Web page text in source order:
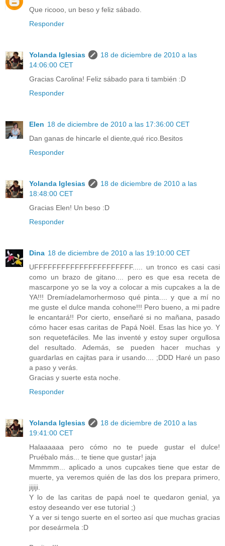
Que ricooo, un beso y feliz sábado.
Responder
Yolanda Iglesias
18 de diciembre de 2010 a las
14:06:00 CET
Gracias Carolina! Feliz sábado para ti también :D
Responder
Elen 18 de diciembre de 2010 a las 17:36:00 CET
Dan ganas de hincarle el diente,qué rico.Besitos
Responder
Yolanda Iglesias
18 de diciembre de 2010 a las
18:48:00 CET
Gracias Elen! Un beso :D
Responder
Dina 18 de diciembre de 2010 a las 19:10:00 CET
UFFFFFFFFFFFFFFFFFFFFFF..... un tronco es casi casi
como un brazo de gitano.... pero es que esa receta de
mascarpone yo se la voy a colocar a mis cupcakes a la de
YA!!! Dremíadelamorhermoso qué pinta.... y que a mí no
me guste el dulce manda cohone!!! Pero bueno, a mi padre
le encantará!! Por cierto, enseñaré si no mañana, pasado
cómo hacer esas caritas de Papá Noël. Esas las hice yo. Y
son requetefáciles. Me las inventé y estoy super orgullosa
del resultado. Además, se pueden hacer muchas y
guardarlas en cajitas para ir usando.... ;DDD Haré un paso
a paso y verás.
Gracias y suerte esta noche.
Responder
Yolanda Iglesias
18 de diciembre de 2010 a las
19:41:00 CET
Halaaaaaa pero cómo no te puede gustar el dulce!
Pruébalo más... te tiene que gustar! jaja
Mmmmm... aplicado a unos cupcakes tiene que estar de
muerte, ya veremos quién de las dos los prepara primero,
jijiji.
Y lo de las caritas de papá noel te quedaron genial, ya
estoy deseando ver ese tutorial ;)
Y a ver si tengo suerte en el sorteo así que muchas gracias
por deseármela :D